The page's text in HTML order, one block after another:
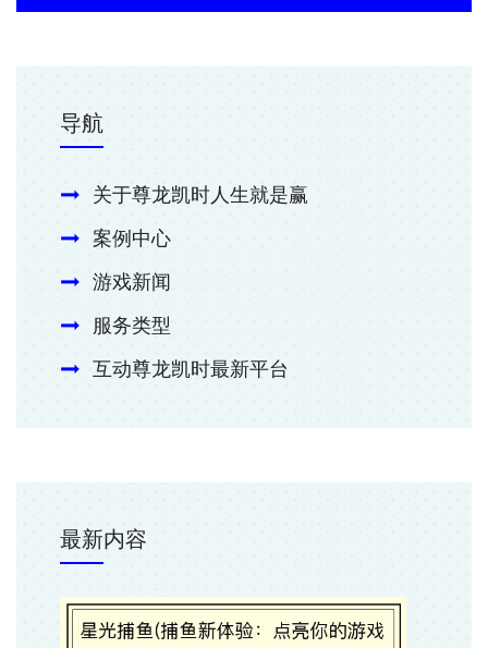
导航
关于尊龙凯时人生就是赢
案例中心
游戏新闻
服务类型
互动尊龙凯时最新平台
最新内容